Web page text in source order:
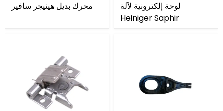
محرك بديل هينيجر سافير
لوحة إلكترونية لآلة
Heiniger Saphir